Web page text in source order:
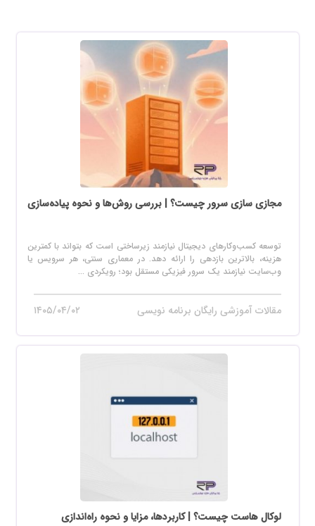
مجازی سازی سرور چیست؟ | بررسی روش‌ها و نحوه پیاده‌سازی
توسعه کسب‌وکارهای دیجیتال نیازمند زیرساختی است که بتواند با کمترین
هزینه، بالاترین بازدهی را ارائه دهد. در معماری سنتی، هر سرویس یا
وب‌سایت نیازمند یک سرور فیزیکی مستقل بود؛ رویکردی ...
مقالات آموزشی رایگان برنامه نویسی ۱۴۰۵/۰۴/۰۲
لوکال هاست چیست؟ | کاربردها، مزایا و نحوه راه‌اندازی